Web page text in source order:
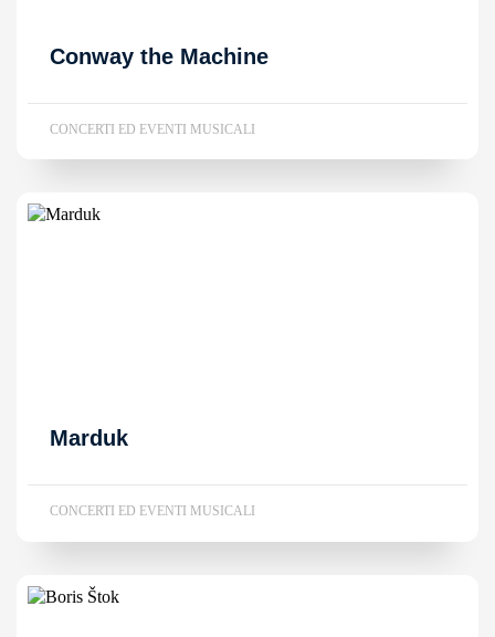
Conway the Machine
CONCERTI ED EVENTI MUSICALI
Marduk
CONCERTI ED EVENTI MUSICALI